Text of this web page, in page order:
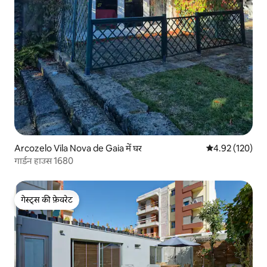
Arcozelo Vila Nova de Gaia में घर औसत रेटिंग 5 में से
4.92 (120)
गार्डन हाउस 1680
गेस्ट्स की फ़ेवरेट
गेस्ट्स की फ़ेवरेट